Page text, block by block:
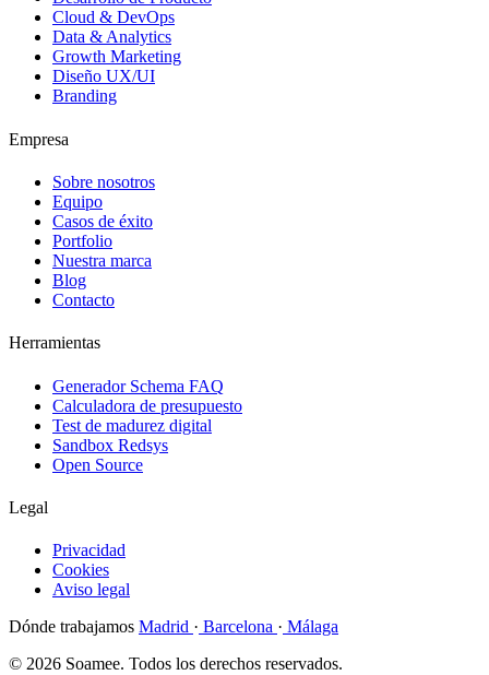
Cloud & DevOps
Data & Analytics
Growth Marketing
Diseño UX/UI
Branding
Empresa
Sobre nosotros
Equipo
Casos de éxito
Portfolio
Nuestra marca
Blog
Contacto
Herramientas
Generador Schema FAQ
Calculadora de presupuesto
Test de madurez digital
Sandbox Redsys
Open Source
Legal
Privacidad
Cookies
Aviso legal
Dónde trabajamos Madrid · Barcelona · Málaga
© 2026 Soamee. Todos los derechos reservados.